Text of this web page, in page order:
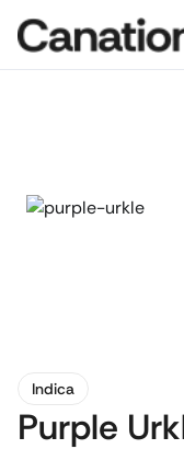
Indica
Purple